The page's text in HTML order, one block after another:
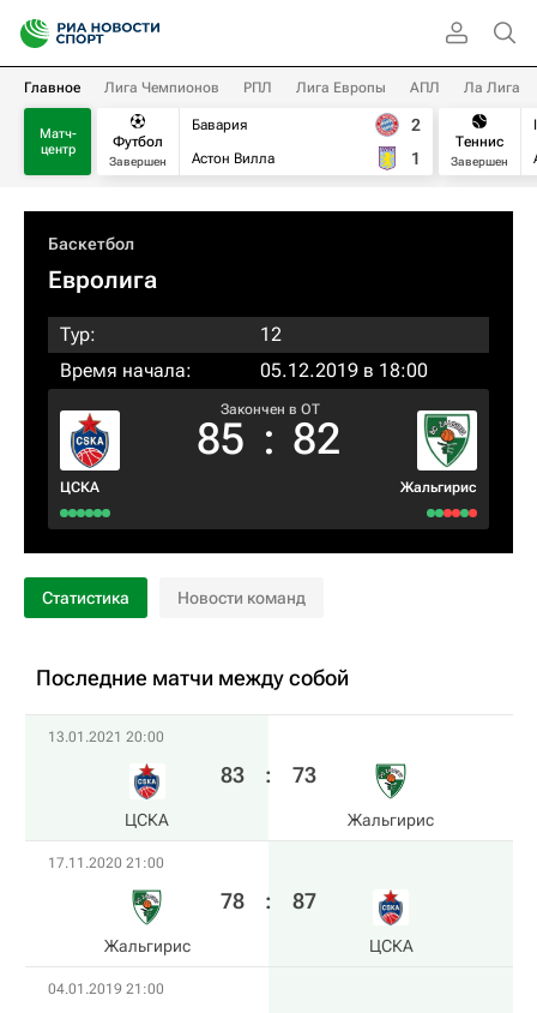
Главное Лига Чемпионов РПЛ Лига Европы АПЛ Ла Лига
Матч-
центр
Футбол
Завершен
Бавария
Астон Вилла
2
1
Теннис
Завершен
Баскетбол
Евролига
Тур:
12
Время начала:
05.12.2019 в 18:00
ЦСКА
Закончен в OT
85 : 82
Жальгирис
Статистика Новости команд
Последние матчи между собой
13.01.2021 20:00
ЦСКА
83 : 73
Жальгирис
17.11.2020 21:00
Жальгирис
78 : 87
ЦСКА
04.01.2019 21:00